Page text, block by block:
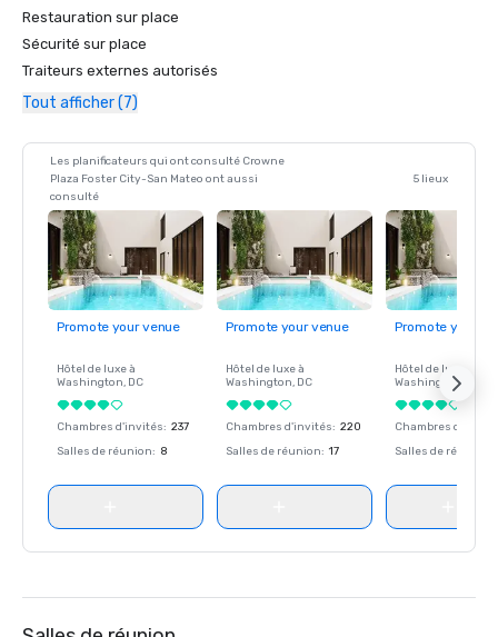
Restauration sur place
Sécurité sur place
Traiteurs externes autorisés
Tout afficher (7)
Les planificateurs qui ont consulté Crowne
Plaza Foster City-San Mateo ont aussi
consulté
5 lieux
Promote your venue
Hôtel de luxe à
Washington, DC
Chambres d'invités: 237
Salles de réunion: 8
Promote your venue
Hôtel de luxe à
Washington, DC
Chambres d'invités: 220
Salles de réunion: 17
Promote your
Hôtel de luxe à
Washington
Chambres
Salles de réunion